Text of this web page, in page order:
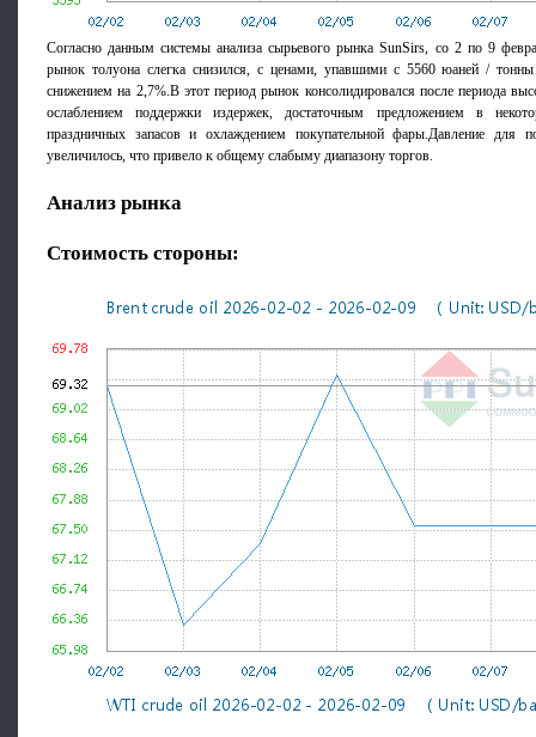
Согласно данным системы анализа сырьевого рынка SunSirs, со 2 по 9
рынок толуона слегка снизился, с ценами, упавшими с 5560 юаней /
снижением на 2,7%.В этот период рынок консолидировался после периода
ослаблением поддержки издержек, достаточным предложением в
праздничных запасов и охлаждением покупательной фары.Давление для
увеличилось, что привело к общему слабыму диапазону торгов.
Анализ рынка
Стоимость стороны: